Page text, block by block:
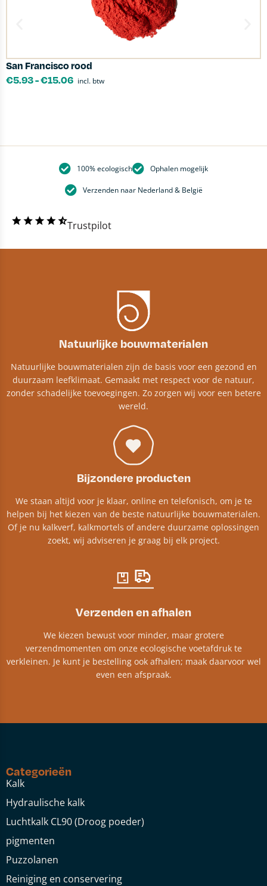
San Francisco rood
€5.93-€15.06 incl. btw
100% ecologisch Ophalen mogelijk
Verzenden naar Nederland & België
Trustpilot
Natuurlijke bouwmaterialen
Natuurlijke bouwmaterialen zijn de basis voor een gezond en
duurzaam leefklimaat. Gemaakt met respect voor de natuur,
zonder schadelijke toevoegingen. Zo zorgen wij voor een betere
wereld.
Bijzondere producten
We staan altijd voor je klaar, online en telefonisch, om je te
helpen bij het kiezen van de beste natuurlijke bouwmaterialen.
Of je nu kalkverf, kalkmortels of andere duurzame oplossingen
zoekt, wij adviseren je graag bij elk project.​
Verzenden en afhalen
We kiezen bewust voor minder, maar grotere
verzendmomenten om onze ecologische voetafdruk te
verkleinen. Je kunt je bestelling ook afhalen; maak daarvoor wel
even een afspraak.
Categorieën
Kalk
Hydraulische kalk
Luchtkalk CL90 (Droog poeder)
pigmenten
Puzzolanen
Reiniging en conservering